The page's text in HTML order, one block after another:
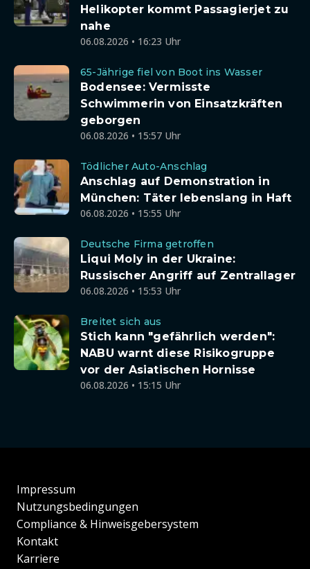
Helikopter kommt Passagierjet zu
nahe
06.08.2026 • 16:23 Uhr
65-Jährige fiel von Boot ins Wasser
Bodensee: Vermisste
Schwimmerin von Einsatzkräften
geborgen
06.08.2026 • 15:57 Uhr
Tödlicher Auto-Anschlag
Anschlag auf Demonstration in
München: Täter lebenslang in Haft
06.08.2026 • 15:55 Uhr
Deutsche Firma getroffen
Liqui Moly in der Ukraine:
Russischer Angriff auf Zentrallager
06.08.2026 • 15:53 Uhr
Breitet sich aus
Stich kann "gefährlich werden":
NABU warnt diese Risikogruppe
vor der Asiatischen Hornisse
06.08.2026 • 15:15 Uhr
Impressum
Nutzungsbedingungen
Compliance & Hinweisgebersystem
Kontakt
Karriere